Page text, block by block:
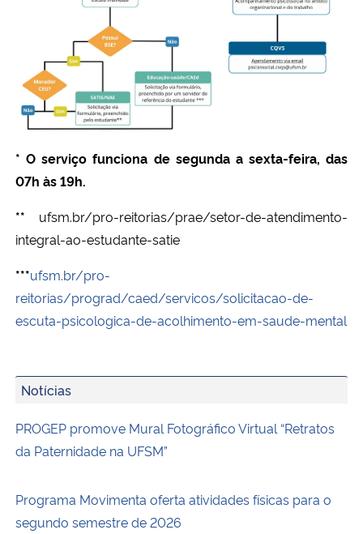
* O serviço funciona de segunda a sexta-feira, das
07h às 19h.
** ufsm.br/pro-reitorias/prae/setor-de-atendimento-
integral-ao-estudante-satie
***ufsm.br/pro-
reitorias/prograd/caed/servicos/solicitacao-de-
escuta-psicologica-de-acolhimento-em-saude-mental
Notícias
PROGEP promove Mural Fotográfico Virtual “Retratos
da Paternidade na UFSM”
Programa Movimenta oferta atividades físicas para o
segundo semestre de 2026